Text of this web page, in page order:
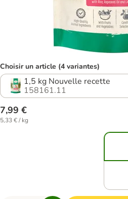
Choisir un article (4 variantes)
1,5 kg Nouvelle recette
158161.11
7,99 €
5,33 € / kg